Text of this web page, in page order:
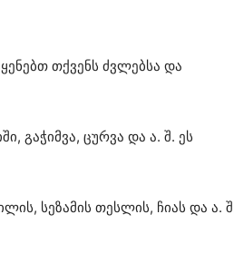
თქვენს ძვლებსა და
გაჭიმვა, ცურვა და ა. შ. ეს
სეზამის თესლის, ჩიას და ა.